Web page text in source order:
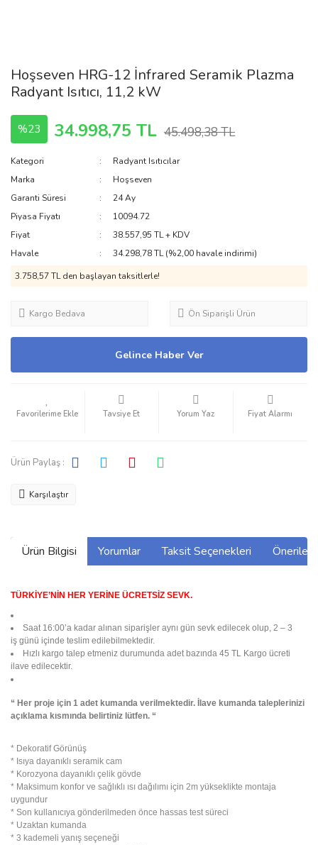
Hoşseven HRG-12 İnfrared Seramik Plazma
Radyant Isıtıcı, 11,2 kW
%23 34.998,75 TL 45.498,38 TL
Kategori
Radyant Isıtıcılar
Marka
Hoşseven
Garanti Süresi
24 Ay
Piyasa Fiyatı
10094.72
Fiyat
38.557,95 TL + KDV
Havale
34.298,78 TL (%2,00 havale indirimi)
3.758,57 TL den başlayan taksitlerle!
Kargo Bedava Ön Siparişli Ürün
Gelince Haber Ver
Tavsiye Et Yorum Yaz Fiyat Alarmı
Ürün Paylaş :
Karşılaştır
Ürün Bilgisi Yorumlar Taksit Seçenekleri
TÜRKİYE’NİN HER YERİNE ÜCRETSİZ SEVK.
Saat 16:00’a kadar alınan siparişler aynı gün sevk edilecek olup, 2 – 3
iş günü içinde teslim edilebilmektedir.
Hızlı kargo talep etmeniz durumunda adet bazında 45 TL Kargo ücreti
ilave edilecektir.
“ Her proje için 1 adet kumanda verilmektedir. İlave kumanda taleplerinizi
açıklama kısmında belirtiniz lütfen. “
* Dekoratif Görünüş
* Isıya dayanıklı seramik cam
* Korozyona dayanıklı çelik gövde
* Maksimum konfor ve sağlıklı ısı dağılımı için 2m yükseklikte montaja
uygundur
* Son kullanıcıya gönderilmeden önce hassas test süreci
* Uzaktan kumanda
* 3 kademeli yanış seçeneği